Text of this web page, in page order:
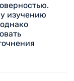
изучению